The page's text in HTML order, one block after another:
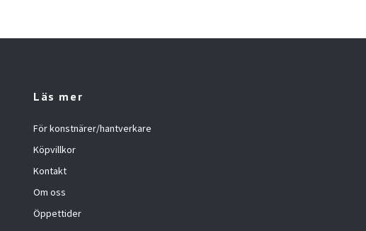
Läs mer
För konstnärer/hantverkare
Köpvillkor
Kontakt
Om oss
Öppettider